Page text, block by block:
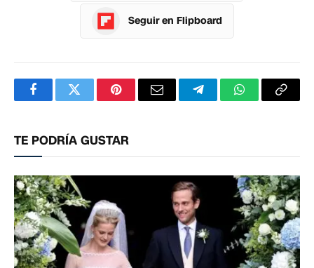
Seguir en Flipboard
FacebookTwitterPinterestCorreoTelegramWhatsApp
TE PODRÍA GUSTAR